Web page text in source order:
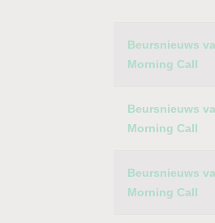
Category
Beursnieuws
Morning Call
Beursnieuws
Morning Call
Beursnieuws
Morning Call